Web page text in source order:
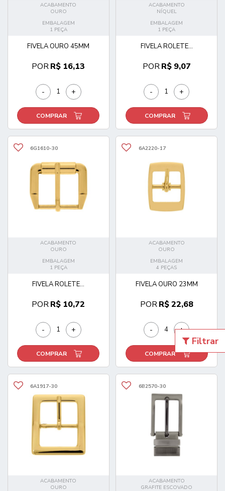
Filtrar
ACABAMENTO
OURO
EMBALAGEM
1 PEÇA
FIVELA OURO 45MM
PORR$ 16,13
- +
COMPRAR
ACABAMENTO
NÍQUEL
EMBALAGEM
1 PEÇA
FIVELA ROLETE...
PORR$ 9,07
- +
COMPRAR
6G1610-30
ACABAMENTO
OURO
EMBALAGEM
1 PEÇA
FIVELA ROLETE...
PORR$ 10,72
- +
COMPRAR
6A2220-17
ACABAMENTO
OURO
EMBALAGEM
4 PEÇAS
FIVELA OURO 23MM
PORR$ 22,68
- +
COMPRAR
6A1917-30
ACABAMENTO
OURO
6B2570-30
ACABAMENTO
GRAFITE ESCOVADO